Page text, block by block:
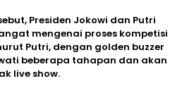
Presiden Jokowi dan Putri
mengenai proses kompetisi
Putri, dengan golden buzzer
beberapa tahapan dan akan
live show.